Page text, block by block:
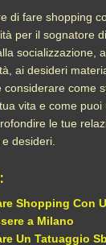
di fare shopping
per il sognatore
socializzazione,
ai desideri
considerare come
vita e come puoi
le tue
desideri.
Shopping Con
a Milano
Un Tatuaggio